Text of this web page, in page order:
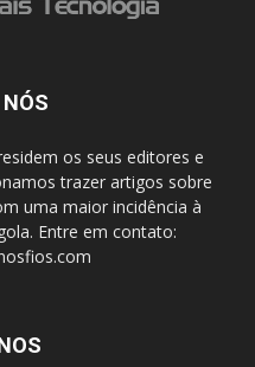
NÓS
os seus editores e
trazer artigos sobre
uma maior incidência à
Entre em contato: